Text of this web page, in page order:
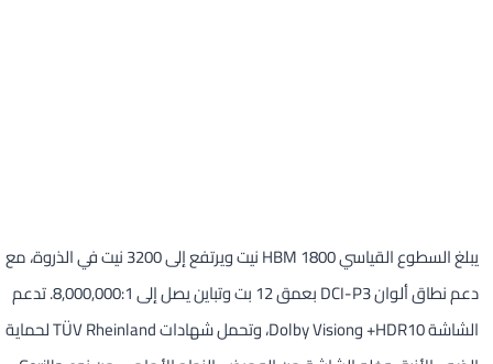
يبلغ السطوع القياسي HBM 1800 نيت ويرتفع إلى 3200 نيت في الذروة، مع
دعم نطاق ألوان DCI-P3 بعمق 12 بت وتباين يصل إلى 8,000,000:1. تدعم
الشاشة HDR10+ وDolby Vision، وتحمل شهادات TÜV Rheinland لحماية